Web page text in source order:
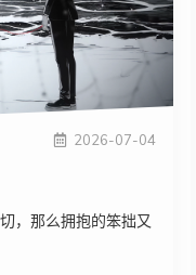
2026-07-04
，那么拥抱的笨拙又